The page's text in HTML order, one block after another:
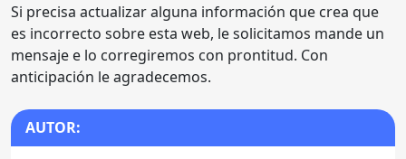
Si precisa actualizar alguna información que crea que
es incorrecto sobre esta web, le solicitamos mande un
mensaje e lo corregiremos con prontitud. Con
anticipación le agradecemos.
AUTOR: